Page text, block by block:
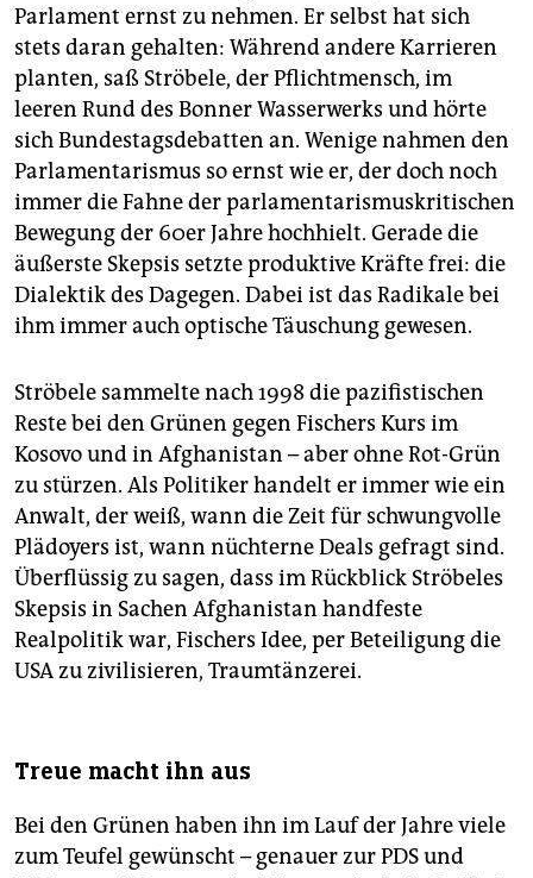
Parlament ernst zu nehmen. Er selbst hat sich
stets daran gehalten: Während andere Karrieren
planten, saß Ströbele, der Pflichtmensch, im
leeren Rund des Bonner Wasserwerks und hörte
sich Bundestagsdebatten an. Wenige nahmen den
Parlamentarismus so ernst wie er, der doch noch
immer die Fahne der parlamentarismuskritischen
Bewegung der 60er Jahre hochhielt. Gerade die
äußerste Skepsis setzte produktive Kräfte frei: die
Dialektik des Dagegen. Dabei ist das Radikale bei
ihm immer auch optische Täuschung gewesen.
Ströbele sammelte nach 1998 die pazifistischen
Reste bei den Grünen gegen Fischers Kurs im
Kosovo und in Afghanistan – aber ohne Rot-Grün
zu stürzen. Als Politiker handelt er immer wie ein
Anwalt, der weiß, wann die Zeit für schwungvolle
Plädoyers ist, wann nüchterne Deals gefragt sind.
Überflüssig zu sagen, dass im Rückblick Ströbeles
Skepsis in Sachen Afghanistan handfeste
Realpolitik war, Fischers Idee, per Beteiligung die
USA zu zivilisieren, Traumtänzerei.
Treue macht ihn aus
Bei den Grünen haben ihn im Lauf der Jahre viele
zum Teufel gewünscht – genauer zur PDS und